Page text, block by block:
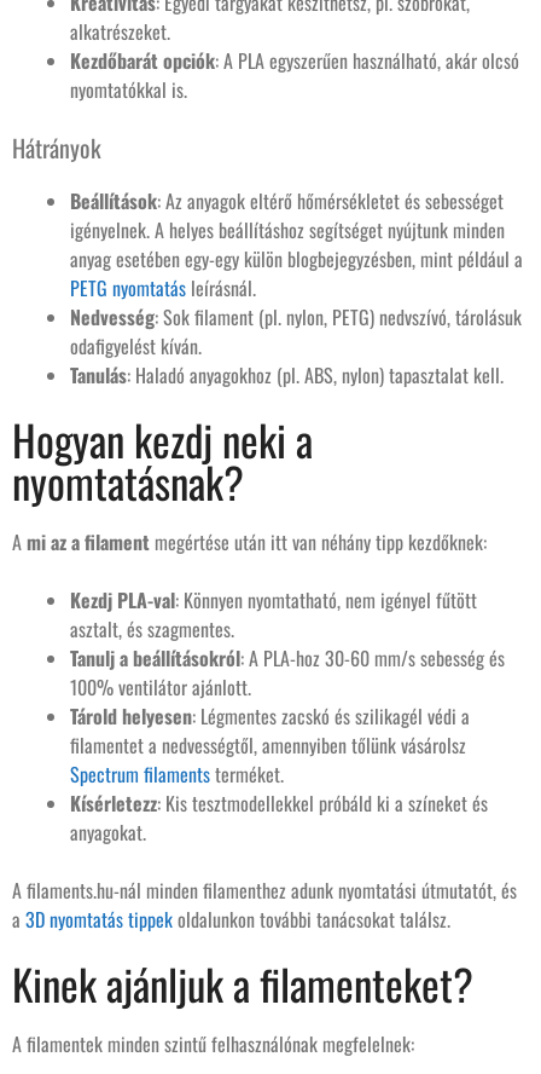
alkatrészeket.
Kezdőbarát opciók: A PLA egyszerűen használható, akár olcsó
nyomtatókkal is.
Hátrányok
Beállítások: Az anyagok eltérő hőmérsékletet és sebességet
igényelnek. A helyes beállításhoz segítséget nyújtunk minden
anyag esetében egy-egy külön blogbejegyzésben, mint például a
PETG nyomtatás leírásnál.
Nedvesség: Sok filament (pl. nylon, PETG) nedvszívó, tárolásuk
odafigyelést kíván.
Tanulás: Haladó anyagokhoz (pl. ABS, nylon) tapasztalat kell.
Hogyan kezdj neki a
nyomtatásnak?
Ami az a filament megértése után itt van néhány tipp kezdőknek:
Kezdj PLA-val: Könnyen nyomtatható, nem igényel fűtött
asztalt, és szagmentes.
Tanulj a beállításokról: A PLA-hoz 30-60 mm/s sebesség és
100% ventilátor ajánlott.
Tárold helyesen: Légmentes zacskó és szilikagél védi a
filamentet a nedvességtől, amennyiben tőlünk vásárolsz
Spectrum filamentsterméket.
Kísérletezz: Kis tesztmodellekkel próbáld ki a színeket és
anyagokat.
A filaments.hu-nál minden filamenthez adunk nyomtatási útmutatót, és
a 3D nyomtatás tippekoldalunkon további tanácsokat találsz.
Kinek ajánljuk a filamenteket?
A filamentek minden szintű felhasználónak megfelelnek: